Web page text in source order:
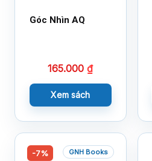
Góc Nhìn AQ
165.000₫
Xem sách
-7% GNH Books